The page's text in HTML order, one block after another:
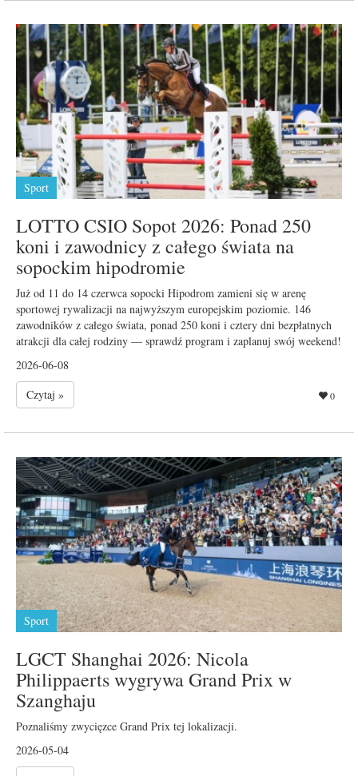
Sport
LOTTO CSIO Sopot 2026: Ponad 250
koni i zawodnicy z całego świata na
sopockim hipodromie
Już od 11 do 14 czerwca sopocki Hipodrom zamieni się w arenę
sportowej rywalizacji na najwyższym europejskim poziomie. 146
zawodników z całego świata, ponad 250 koni i cztery dni bezpłatnych
atrakcji dla całej rodziny — sprawdź program i zaplanuj swój weekend!
2026-06-08
Czytaj »
0
Sport
LGCT Shanghai 2026: Nicola
Philippaerts wygrywa Grand Prix w
Szanghaju
Poznaliśmy zwycięzce Grand Prix tej lokalizacji.
2026-05-04